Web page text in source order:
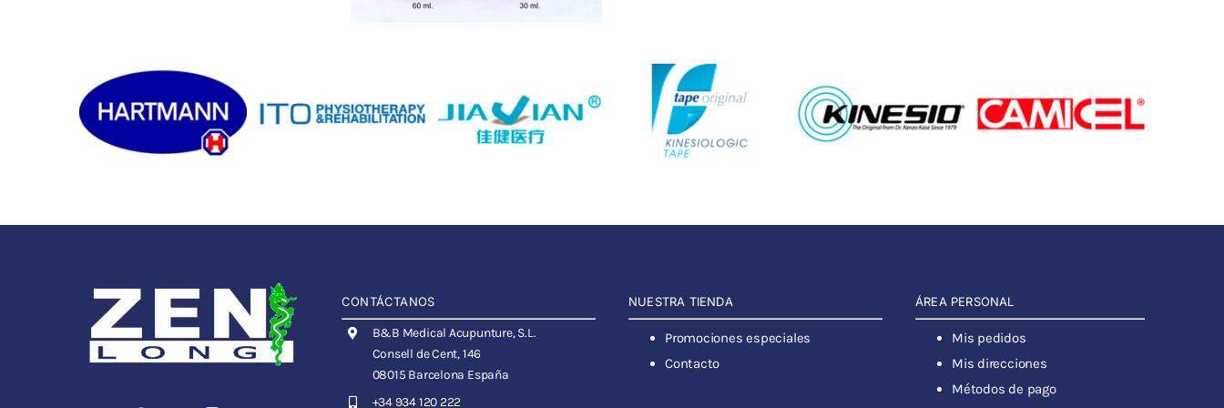
CONTÁCTANOS
B&B Medical Acupunture, S.L.
Consell de Cent, 146
08015 Barcelona España
+34 934 120 222
NUESTRA TIENDA
Promociones especiales
Contacto
ÁREA PERSONAL
Mis pedidos
Mis direcciones
Métodos de pago